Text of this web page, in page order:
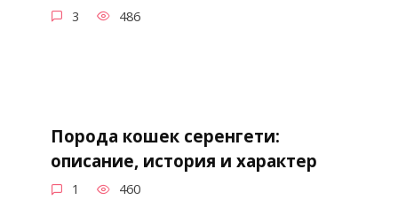
3 486
Порода кошек серенгети:
описание, история и характер
1 460